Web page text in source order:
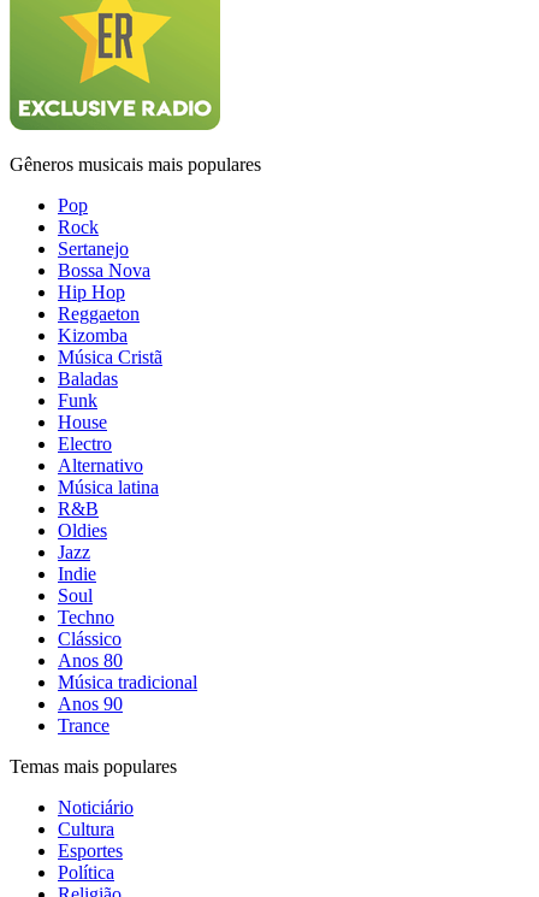
Gêneros musicais mais populares
Pop
Rock
Sertanejo
Bossa Nova
Hip Hop
Reggaeton
Kizomba
Música Cristã
Baladas
Funk
House
Electro
Alternativo
Música latina
R&B
Oldies
Jazz
Indie
Soul
Techno
Clássico
Anos 80
Música tradicional
Anos 90
Trance
Temas mais populares
Noticiário
Cultura
Esportes
Política